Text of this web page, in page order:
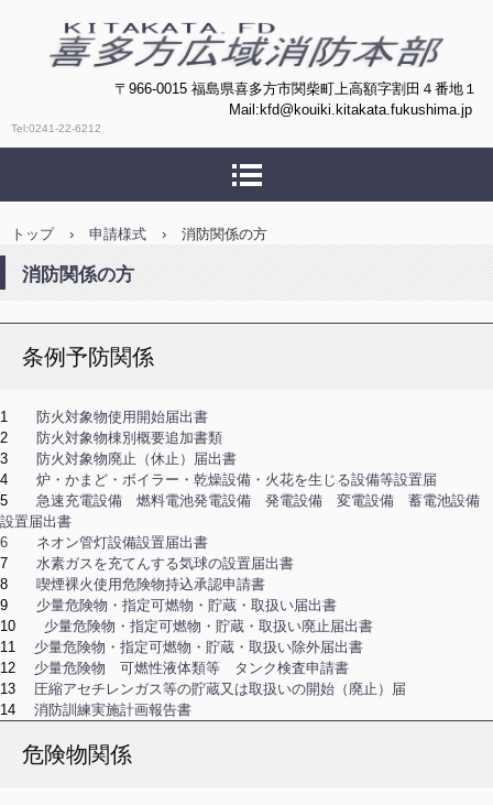
喜多方広域消防本部
〒966-0015 福島県喜多方市関柴町上高額字割田４番地１
Mail:kfd@kouiki.kitakata.fukushima.jp
Tel:0241-22-6212
トップ › 申請様式 › 消防関係の方
消防関係の方
条例予防関係
1 防火対象物使用開始届出書
2 防火対象物棟別概要追加書類
3 防火対象物廃止（休止）届出書
4 炉・かまど・ボイラー・乾燥設備・火花を生じる設備等設置届
5 急速充電設備 燃料電池発電設備 発電設備 変電設備 蓄電池設備
設置届出書
6 ネオン管灯設備設置届出書
7 水素ガスを充てんする気球の設置届出書
8
喫煙裸火使用危険物持込承認申請書
9
少量危険物・指定可燃物・貯蔵・取扱い届出書
10
少量危険物・指定可燃物・貯蔵・取扱い廃止届出書
11
少量危険物・指定可燃物・貯蔵・取扱い除外届出書
12
少量危険物 可燃性液体類等 タンク検査申請書
13
圧縮アセチレンガス等の貯蔵又は取扱いの開始（廃止）届
14
消防訓練実施計画報告書
危険物関係